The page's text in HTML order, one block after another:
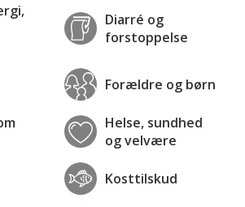
Diarré og
forstoppelse
Forældre og børn
Helse, sundhed
og velvære
Kosttilskud